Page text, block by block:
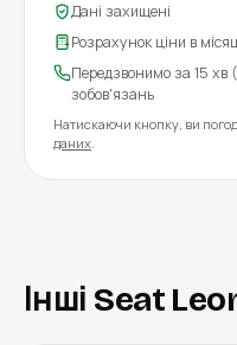
Дані захищені
Розрахунок ціни в
Передзвонимо за 15
зобов'язань
Натискаючи кнопку, ви
даних.
Інші Seat